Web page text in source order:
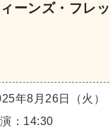
ーンズ・フレ
年8月26日（火）
：14:30